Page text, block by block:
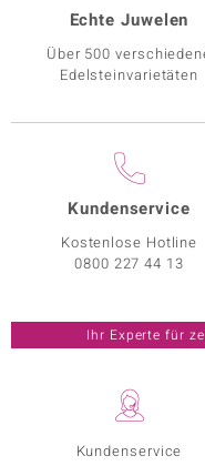
Kundenservice
Echte Juwelen
Über 500
Edelsteinvarietäten
Kundenservice
Kostenlose Hotline
0800 227 44 13
Ihr Experte für